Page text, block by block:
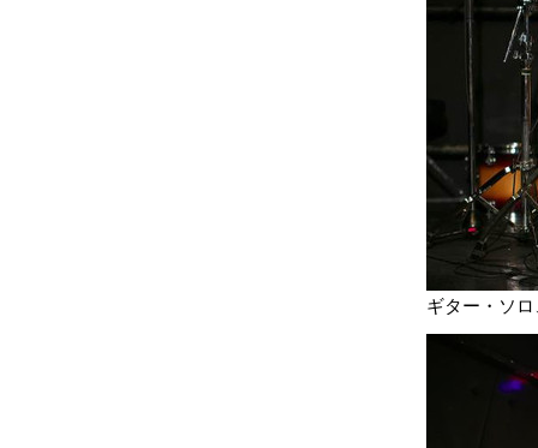
ギター・ソ